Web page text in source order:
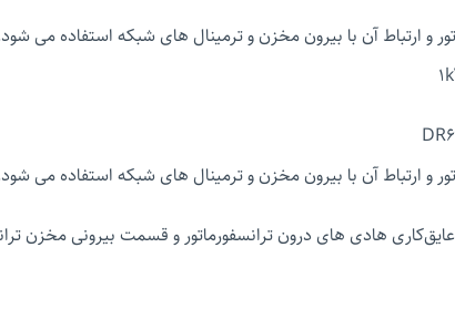
و ارتباط آن با بیرون مخزن و ترمینال های شبکه استفاده
و ارتباط آن با بیرون مخزن و ترمینال های شبکه استفاده
هادی ‌های درون ترانسفورماتور و قسمت بیرونی مخزن